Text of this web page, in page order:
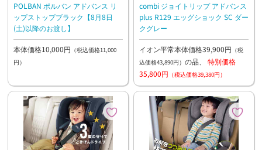
POLBAN ポルバン アドバンス リ
ップストップブラック【8月8日
(土)以降のお渡し】
本体価格10,000円 （税込価格11,000
円）
combi ジョイトリップ アドバンス
plus R129 エッグショック SC ダー
クグレー
イオン平常本体価格39,900円 （税
込価格43,890円） の品、 特別価格
35,800円 （税込価格39,380円）